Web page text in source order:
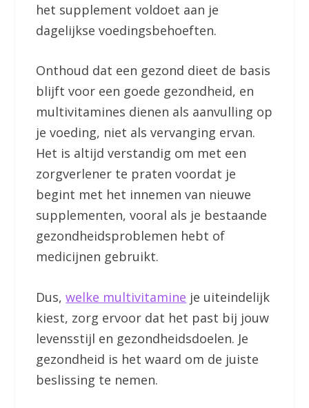
het supplement voldoet aan je
dagelijkse voedingsbehoeften.
Onthoud dat een gezond dieet de basis
blijft voor een goede gezondheid, en
multivitamines dienen als aanvulling op
je voeding, niet als vervanging ervan.
Het is altijd verstandig om met een
zorgverlener te praten voordat je
begint met het innemen van nieuwe
supplementen, vooral als je bestaande
gezondheidsproblemen hebt of
medicijnen gebruikt.
Dus,welke multivitamine je uiteindelijk
kiest, zorg ervoor dat het past bij jouw
levensstijl en gezondheidsdoelen. Je
gezondheid is het waard om de juiste
beslissing te nemen.